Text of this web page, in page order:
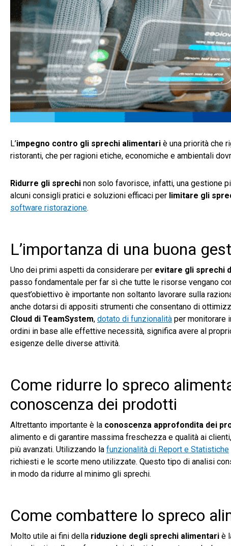
L’impegno contro gli sprechi alimentari è una priorità che
ristoranti, che per ragioni etiche, economiche e ambientali
Ridurre gli sprechi non solo favorisce, infatti, una gestione
alcuni consigli pratici e soluzioni efficaci per limitare gli
software ristorazione.
L’importanza di una buona
Uno dei primi aspetti da considerare per evitare gli sprechi
passo fondamentale per far sì che tutte le risorse vengano
quest’obiettivo è importante non soltanto lavorare sulla
anche dotarsi di appositi strumenti che consentano di
Cloud di TeamSystem, dotato di funzionalità per monitorare
ordini in base alle effettive necessità, significa avere al
esigenze delle diverse attività.
Come ridurre lo spreco
conoscenza dei prodotti
Altrettanto importante è la conoscenza approfondita dei
alimento e di garantire massima freschezza e qualità ai
più avanzati. Utilizzando la funzionalità di Report e Statistiche
richiesti e le scorte meno utilizzate. Questo tipo di analisi
in modo da ridurre al minimo gli sprechi.
Come combattere lo spreco
Molto utile ai fini della riduzione degli sprechi alimentari è